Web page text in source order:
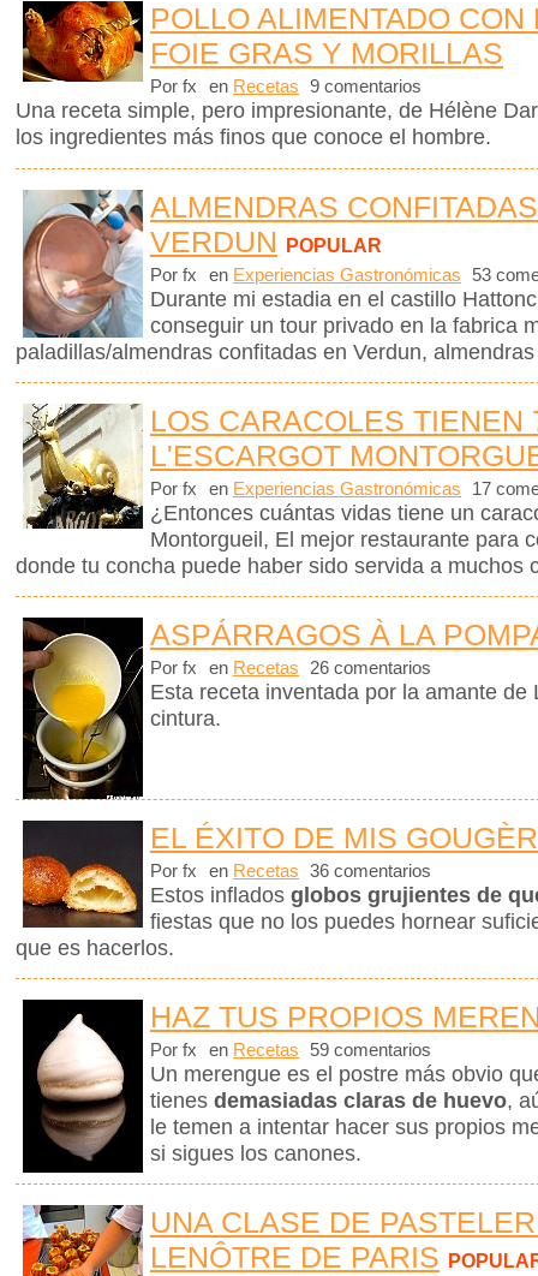
POLLO ALIMENTADO
FOIE GRAS Y MORILLAS
Por fx en Recetas 9 comentarios
Una receta simple, pero impresionante, de Hélène
los ingredientes más finos que conoce el hombre.
ALMENDRAS
VERDUN POPULAR
Por fx en Experiencias Gastronómicas 53
Durante mi estadia en el castillo
conseguir un tour privado en la fabrica
paladillas/almendras confitadas en Verdun,
LOS CARACOLES TIENEN
L'ESCARGOT
Por fx en Experiencias Gastronómicas 17
¿Entonces cuántas vidas tiene un
Montorgueil, El mejor restaurante para
donde tu concha puede haber sido servida a muchos
ASPÁRRAGOS À LA
Por fx en Recetas 26 comentarios
Esta receta inventada por la amante de
cintura.
EL ÉXITO DE MIS
Por fx en Recetas 36 comentarios
Estos inflados globos grujientes de
fiestas que no los puedes hornear
que es hacerlos.
HAZ TUS PROPIOS
Por fx en Recetas 59 comentarios
Un merengue es el postre más obvio
tienes demasiadas claras de huevo,
le temen a intentar hacer sus propios
si sigues los canones.
UNA CLASE DE
LENÔTRE DE PARIS